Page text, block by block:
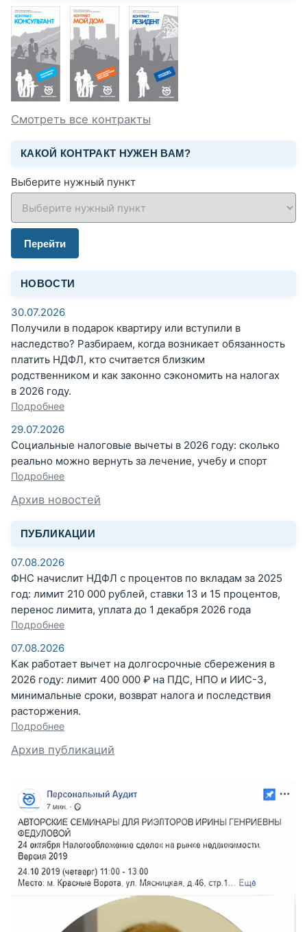
Смотреть все контракты
КАКОЙ КОНТРАКТ НУЖЕН ВАМ?
Выберите нужный пункт
Перейти
НОВОСТИ
30.07.2026
Получили в подарок квартиру или вступили в
наследство? Разбираем, когда возникает обязанность
платить НДФЛ, кто считается близким
родственником и как законно сэкономить на налогах
в 2026 году.
Подробнее
29.07.2026
Социальные налоговые вычеты в 2026 году: сколько
реально можно вернуть за лечение, учебу и спорт
Подробнее
Архив новостей
ПУБЛИКАЦИИ
07.08.2026
ФНС начислит НДФЛ с процентов по вкладам за 2025
год: лимит 210 000 рублей, ставки 13 и 15 процентов,
перенос лимита, уплата до 1 декабря 2026 года
Подробнее
07.08.2026
Как работает вычет на долгосрочные сбережения в
2026 году: лимит 400 000 ₽ на ПДС, НПО и ИИС-3,
минимальные сроки, возврат налога и последствия
расторжения.
Подробнее
Архив публикаций